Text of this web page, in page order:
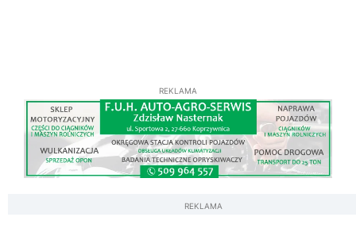
REKLAMA
REKLAMA